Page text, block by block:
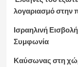
λογαριασμό στην
Ισραηλινή
Συμφωνία
Καύσωνας στη